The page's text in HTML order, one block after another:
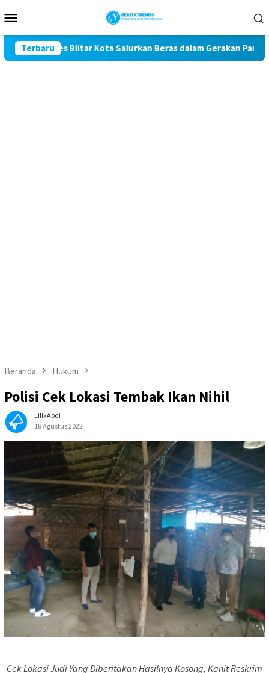
ke
Mobile
Terbaru
Blitar Kota Salurkan Beras dalam Gerakan Pangan Murah
Beranda Hukum
Polisi Cek Lokasi Tembak Ikan Nihil
LilikAbdi
18 Agustus 2022
Cek Lokasi Judi Yang Diberitakan Hasilnya Kosong, Kanit Reskrim